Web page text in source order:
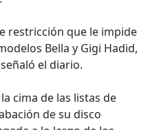
restricción que le impide
Bella y Gigi Hadid,
el diario.
cima de las listas de
de su disco